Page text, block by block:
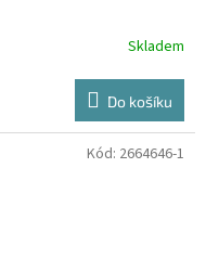
Skladem
Do košíku
Kód: 2664646-1